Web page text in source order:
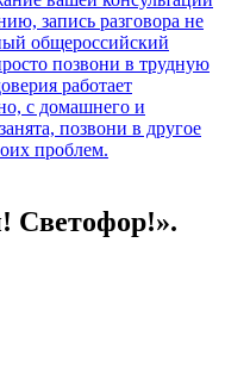
Светофор!».